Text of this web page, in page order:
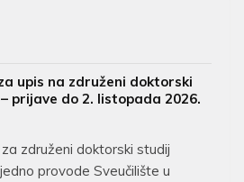
upis na združeni doktorski
prijave do 2. listopada 2026.
združeni doktorski studij
provode Sveučilište u